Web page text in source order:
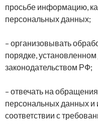
просьбе информацию,
персональных данных;
– организовывать
порядке,
законодательством РФ;
– отвечать на
персональных данных и
соответствии с